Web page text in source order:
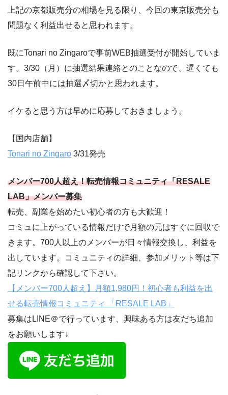
上記の京都販売分の相場を見る限り、今回の東京販売分も
問題なく利益出せると思われます。
既にTonari no Zingaroで事前WEB抽選受付が開始していま
す。3/30（月）に抽選結果連絡とのことなので、遅くても
30日午前中には抽選〆切かと思われます。
イケると思う方は早めに応募しておきましょう。
【国内店舗】
Tonari no Zingaro 3/31発売
メンバー700人超え！転売情報コミュニティ「RESALE
LAB」メンバー募集
転売、副業を始めたい初心者の方も大歓迎！
コミュに上がっている情報だけで月額の元はすぐに回収で
きます。700人以上のメンバーが日々情報交換し、利益を
出しています。コミュニティの詳細、参加メリット等は下
記リンクから確認して下さい。
【メンバー700人超え】月額1,980円！初心者も利益を出
せる転売情報コミュニティ 「RESALE LAB」
募集はLINE＠で行っています、興味ある方は友だち追加
をお願いします↓